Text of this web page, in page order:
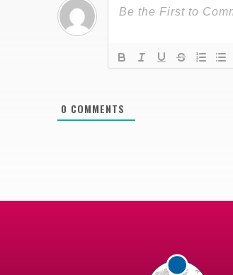
0 COMMENTS